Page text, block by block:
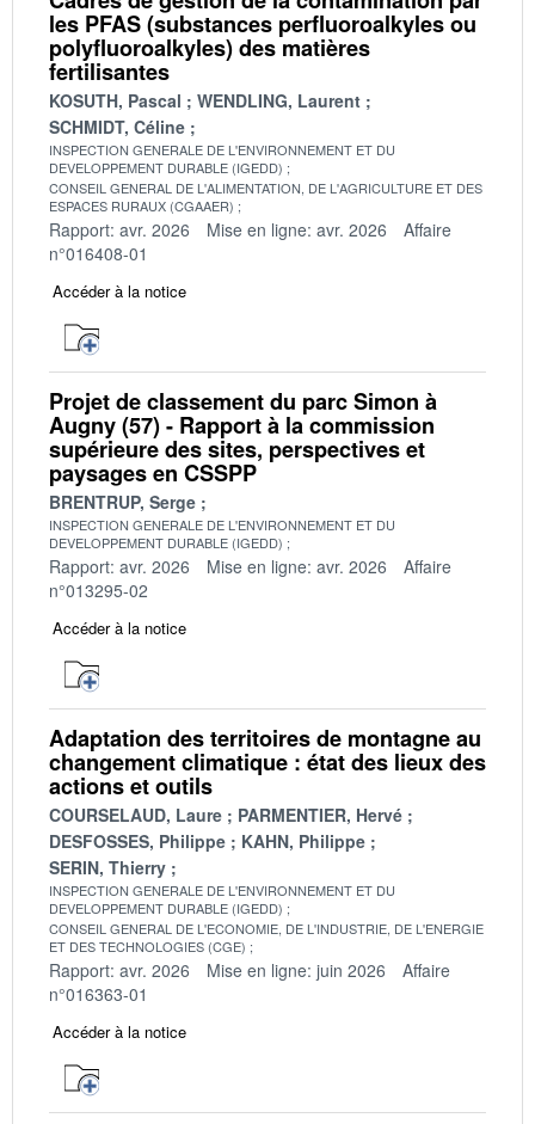
les PFAS (substances perfluoroalkyles ou
polyfluoroalkyles) des matières
fertilisantes
KOSUTH, Pascal
WENDLING, Laurent
SCHMIDT, Céline
INSPECTION GENERALE DE L'ENVIRONNEMENT ET DU
DEVELOPPEMENT DURABLE (IGEDD)
CONSEIL GENERAL DE L'ALIMENTATION, DE L'AGRICULTURE ET DES
ESPACES RURAUX (CGAAER)
Rapport: avr. 2026 Mise en ligne: avr. 2026
Affaire
n°016408-01
Accéder à la notice
Projet de classement du parc Simon à
Augny (57) - Rapport à la commission
supérieure des sites, perspectives et
paysages en CSSPP
BRENTRUP, Serge
INSPECTION GENERALE DE L'ENVIRONNEMENT ET DU
DEVELOPPEMENT DURABLE (IGEDD)
Rapport: avr. 2026 Mise en ligne: avr. 2026
Affaire
n°013295-02
Accéder à la notice
Adaptation des territoires de montagne au
changement climatique : état des lieux des
actions et outils
COURSELAUD, Laure
PARMENTIER, Hervé
DESFOSSES, Philippe
KAHN, Philippe
SERIN, Thierry
INSPECTION GENERALE DE L'ENVIRONNEMENT ET DU
DEVELOPPEMENT DURABLE (IGEDD)
CONSEIL GENERAL DE L'ECONOMIE, DE L'INDUSTRIE, DE L'ENERGIE
ET DES TECHNOLOGIES (CGE)
Rapport: avr. 2026 Mise en ligne: juin 2026
Affaire
n°016363-01
Accéder à la notice